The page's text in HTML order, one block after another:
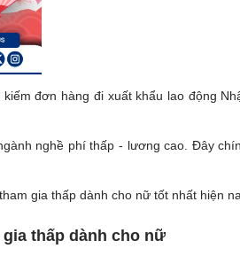
kiếm đơn hàng đi xuất khẩu lao động
nghề phí thấp - lương cao. Đây
gia thấp dành cho nữ tốt nhất hiện
thấp dành cho nữ